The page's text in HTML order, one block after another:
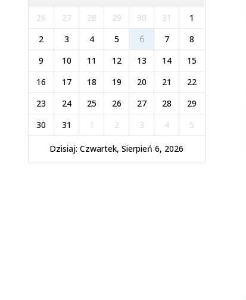
26 27 28 29 30 31
1
2
3 4 5 6 7
8
9
10 11 12 13 14
15
16
17 18 19 20 21
22
23
24 25 26 27 28
29
30
31 1 2 3 4 5
Dzisiaj: Czwartek, Sierpień 6, 2026